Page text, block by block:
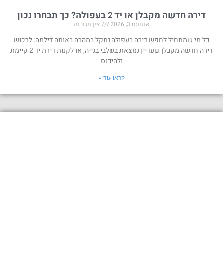
דירה חדשה מקבלן או יד 2 בעפולה? כך תבחרו נכון
אוגוסט 3, 2026 אין תגובות
כל מי שמתחיל לחפש דירה בעפולה נתקל במהרה באותה דילמה: לרכוש
דירה חדשה מקבלן שעדיין נמצאת בשלבי בנייה, או לקנות דירת יד 2 קיימת
ולהיכנס
קראו עוד »